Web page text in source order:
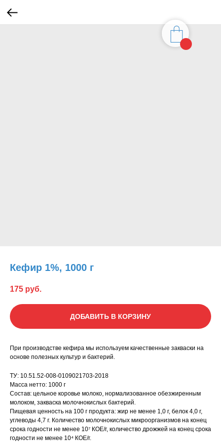
Кефир 1%, 1000 г
175 руб.
ДОБАВИТЬ В КОРЗИНУ
При производстве кефира мы используем качественные закваски на
основе полезных культур и бактерий.
ТУ: 10.51.52-008-0109021703-2018
Масса нетто: 1000 г
Состав: цельное коровье молоко, нормализованное обезжиренным
молоком, закваска молочнокислых бактерий.
Пищевая ценность на 100 г продукта: жир не менее 1,0 г, белок 4,0 г,
углеводы 4,7 г. Количество молочнокислых микроорганизмов на конец
срока годности не менее 10⁷ КОЕ/г, количество дрожжей на конец срока
годности не менее 10⁴ КОЕ/г.